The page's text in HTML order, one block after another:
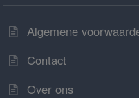
Algemene
Contact
Over ons